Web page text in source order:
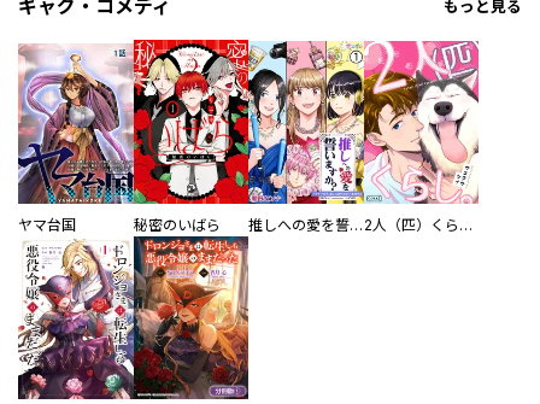
ギャグ・コメディ もっと見る
ヤマ台国 秘密のいばら 推しへの愛を誓いますか？～アラサー女子、推しは逃げぬが人生逃げる～ 2人（匹）くらし。